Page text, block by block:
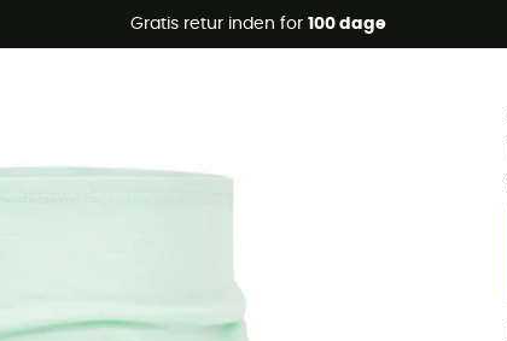
Gratis retur inden for 100 dage
-5% Extra - Kode Summer5